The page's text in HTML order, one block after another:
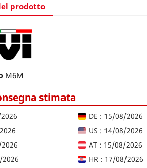
prodotto
M6M
stimata
DE : 15/08/2026
US : 14/08/2026
AT : 15/08/2026
2026
HR : 17/08/2026